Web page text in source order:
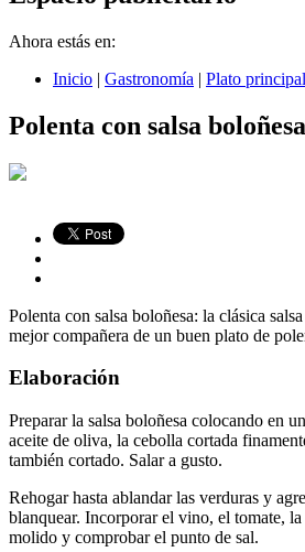
Ahora estás en:
Inicio | Gastronomía | Plato principal
Polenta con salsa boloñesa
Polenta con salsa boloñesa: la clásica
mejor compañera de un buen plato de
Elaboración
Preparar la salsa boloñesa colocando en
aceite de oliva, la cebolla cortada
también cortado. Salar a gusto.
Rehogar hasta ablandar las verduras y
blanquear. Incorporar el vino, el tomate,
molido y comprobar el punto de sal.